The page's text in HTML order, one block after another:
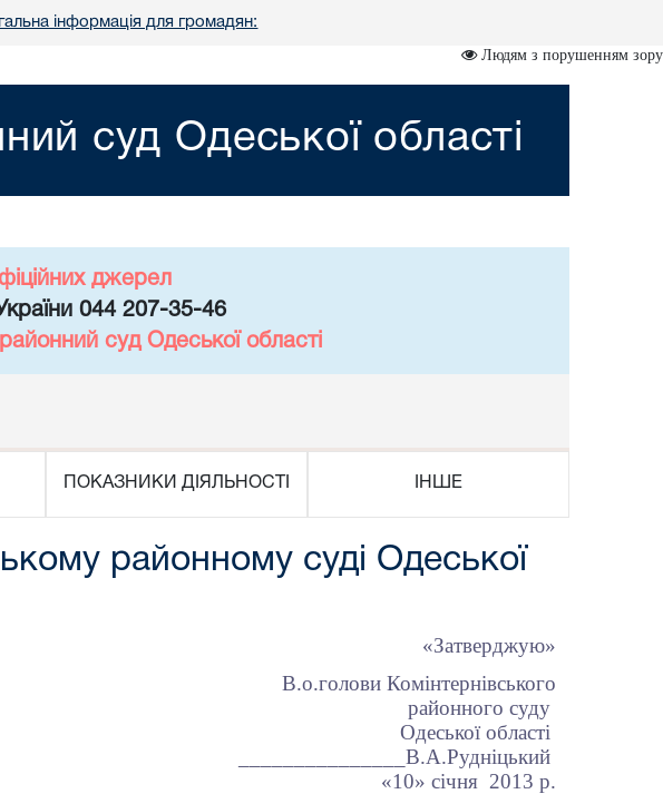
інформація для громадян:
Людям з порушенням зору
суд Одеської області
джерел
044 207-35-46
суд Одеської області
ПОКАЗНИКИ ДІЯЛЬНОСТІ ІНШЕ
районному суді Одеської
«Затверджую»
Комінтернівського
районного суду
Одеської області
«10» січня 2013 р.